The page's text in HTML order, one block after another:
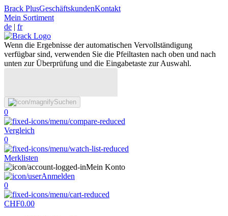
Brack PlusGeschäftskundenKontakt
Mein Sortiment
de | fr
Wenn die Ergebnisse der automatischen Vervollständigung
verfügbar sind, verwenden Sie die Pfeiltasten nach oben und nach
unten zur Überprüfung und die Eingabetaste zur Auswahl.
Suchen
0
Vergleich
0
Merklisten
Mein Konto
Anmelden
0
CHF0.00